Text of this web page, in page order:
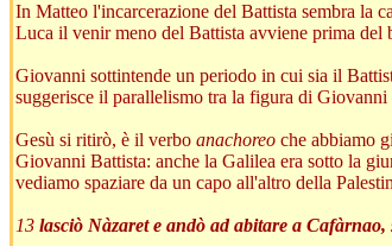
In Matteo l'incarcerazione del Battista sembra la
Luca il venir meno del Battista avviene prima del
Giovanni sottintende un periodo in cui sia il
suggerisce il parallelismo tra la figura di Giovanni
Gesù si ritirò, è il verbo anachoreo che abbiamo
Giovanni Battista: anche la Galilea era sotto la
vediamo spaziare da un capo all'altro della
13 lasciò Nàzaret e andò ad abitare a